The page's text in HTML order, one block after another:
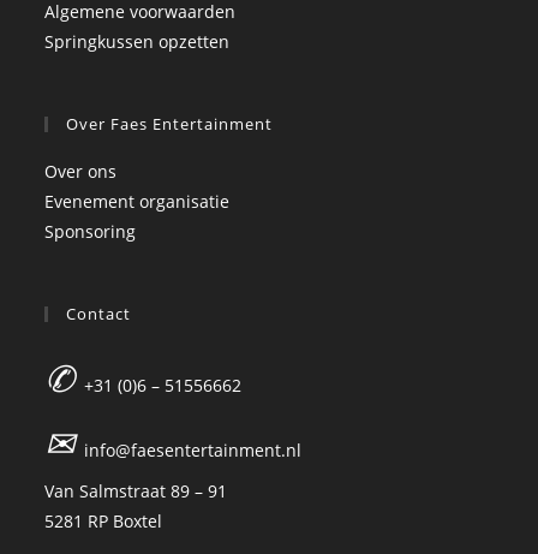
Algemene voorwaarden
Springkussen opzetten
Over Faes Entertainment
Over ons
Evenement organisatie
Sponsoring
Contact
✆+31 (0)6 – 51556662
✉ info@faesentertainment.nl
Van Salmstraat 89 – 91
5281 RP Boxtel